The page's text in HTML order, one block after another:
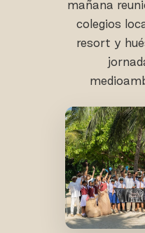
mañana
colegios
resort y